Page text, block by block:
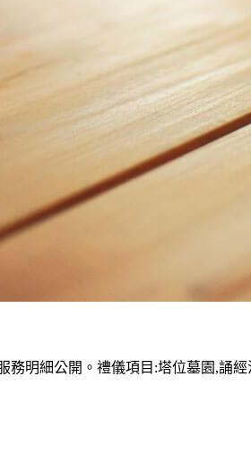
明細公開。禮儀項目:塔位墓園,誦